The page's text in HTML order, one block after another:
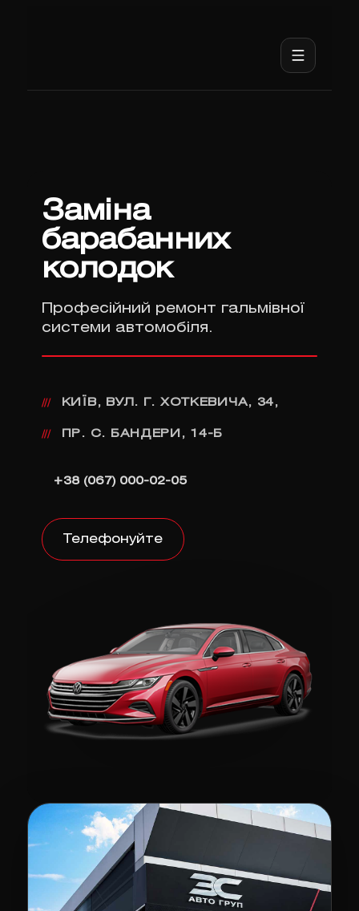
Заміна
барабанних
колодок
Професійний ремонт гальмівної
системи автомобіля.
/// КИЇВ, ВУЛ. Г. ХОТКЕВИЧА, 34,
/// ПР. С. БАНДЕРИ, 14-Б
+38 (067) 000-02-05
Телефонуйте